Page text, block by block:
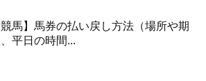
競馬】馬券の払い戻し方法（場所や期
平日の時間...